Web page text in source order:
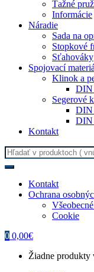
Ťažné
Informácie
Náradie
Sada na
Stopkové
Sťahováky
Spojovací
Klinok a
DIN
Segerové
DIN
DIN
Kontakt
Search
for:
Kontakt
Ochrana
Cookie
0 0,00€
Žiadne produkty